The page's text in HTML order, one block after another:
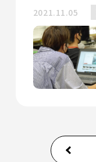
2021.11.05